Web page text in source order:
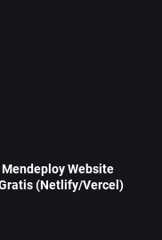
Website
(Netlify/Vercel)